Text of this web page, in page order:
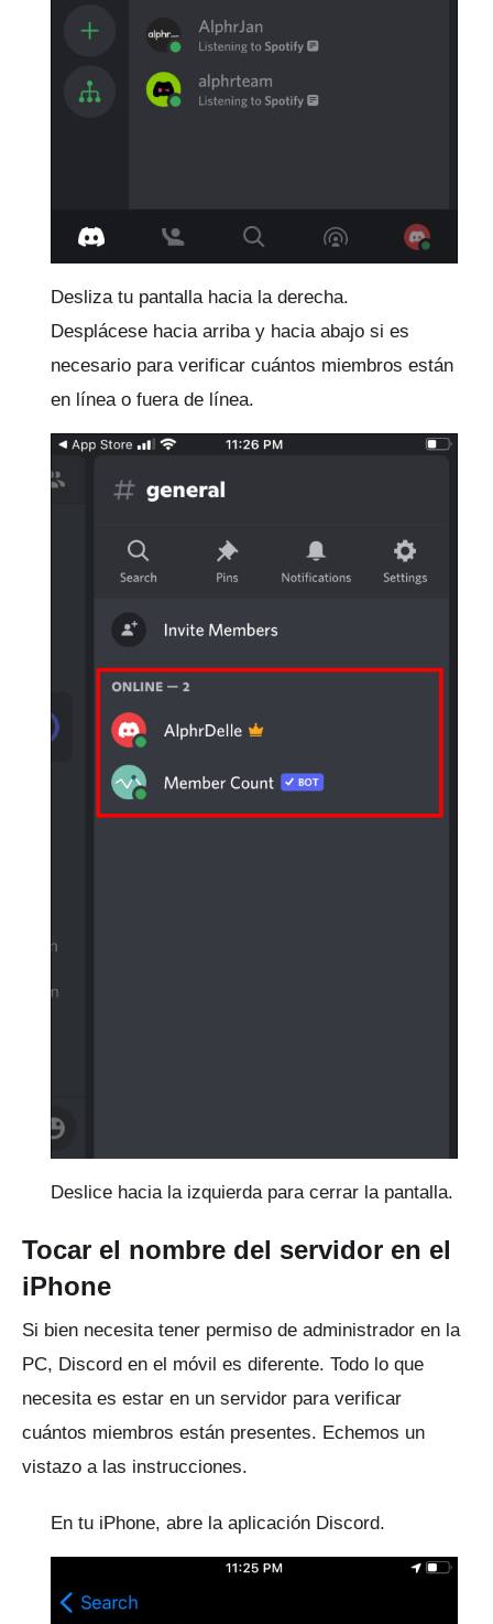
Desliza tu pantalla hacia la derecha.
Desplácese hacia arriba y hacia abajo si es
necesario para verificar cuántos miembros están
en línea o fuera de línea.
Deslice hacia la izquierda para cerrar la pantalla.
Tocar el nombre del servidor en el
iPhone
Si bien necesita tener permiso de administrador en la
PC, Discord en el móvil es diferente. Todo lo que
necesita es estar en un servidor para verificar
cuántos miembros están presentes. Echemos un
vistazo a las instrucciones.
En tu iPhone, abre la aplicación Discord.